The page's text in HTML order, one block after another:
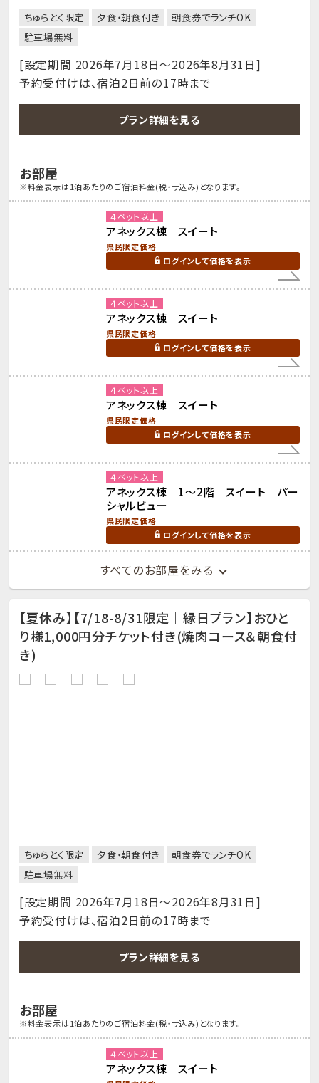
ちゅらとく限定 夕食・朝食付き
朝食券でランチOK
駐車場無料
[設定期間 2026年7月18日～2026年8月31日]
予約受付けは、宿泊2日前の17時まで
プラン詳細を見る
お部屋
※料金表示は1泊あたりのご宿泊料金(税・サ込み)となります。
４ベット以上
アネックス棟 スイート
県民限定価格
ログインして価格を表示
４ベット以上
アネックス棟 スイート
県民限定価格
ログインして価格を表示
４ベット以上
アネックス棟 スイート
県民限定価格
ログインして価格を表示
４ベット以上
アネックス棟 1～2階 スイート パー
シャルビュー
県民限定価格
ログインして価格を表示
すべてのお部屋をみる
【夏休み】【7/18-8/31限定｜縁日プラン】おひと
り様1,000円分チケット付き(焼肉コース＆朝食付
き)
ちゅらとく限定 夕食・朝食付き
朝食券でランチOK
駐車場無料
[設定期間 2026年7月18日～2026年8月31日]
予約受付けは、宿泊2日前の17時まで
プラン詳細を見る
お部屋
※料金表示は1泊あたりのご宿泊料金(税・サ込み)となります。
４ベット以上
アネックス棟 スイート